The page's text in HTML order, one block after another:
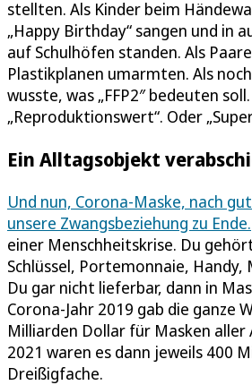
stellten. Als Kinder beim
„Happy Birthday“ sangen und in
auf Schulhöfen standen. Als
Plastikplanen umarmten. Als
wusste, was „FFP2″ bedeuten
„Reproduktionswert“. Oder
Ein Alltagsobjekt
Und nun, Corona-Maske, nach
unsere Zwangsbeziehung zu Ende.
einer Menschheitskrise. Du
Schlüssel, Portemonnaie, Handy,
Du gar nicht lieferbar, dann in
Corona-Jahr 2019 gab die ganze
Milliarden Dollar für Masken aller
2021 waren es dann jeweils 400
Dreißigfache.